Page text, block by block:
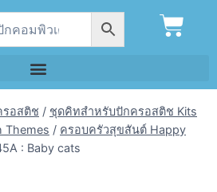
รอสติช / ชุดคิทสำหรับปักครอสติช Kits
Themes / ครอบครัวสุขสันต์ Happy
: Baby cats